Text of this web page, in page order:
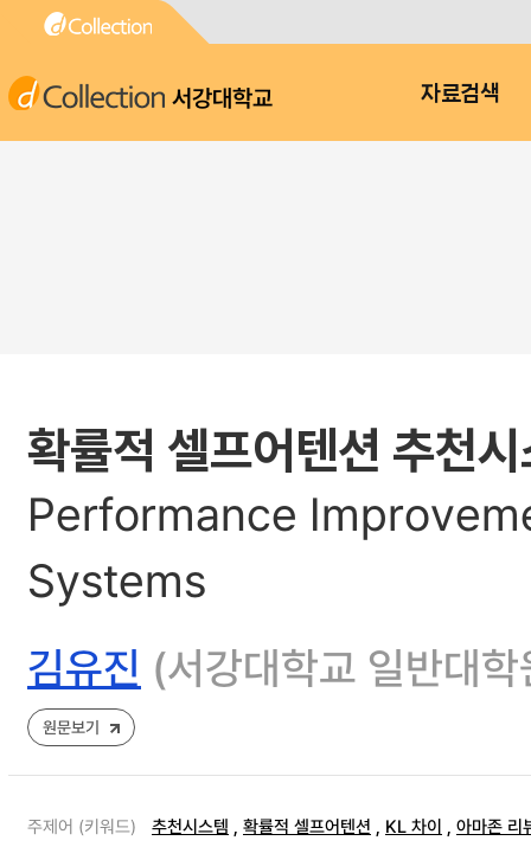
서강대학교 자료검색
확률적 셀프어텐션 추천
Performance
Systems
김유진 (서강대학교 일반대
원문보기
주제어 (키워드) 추천시스템 , 확률적 셀프어텐션 , KL 차이 , 아마존